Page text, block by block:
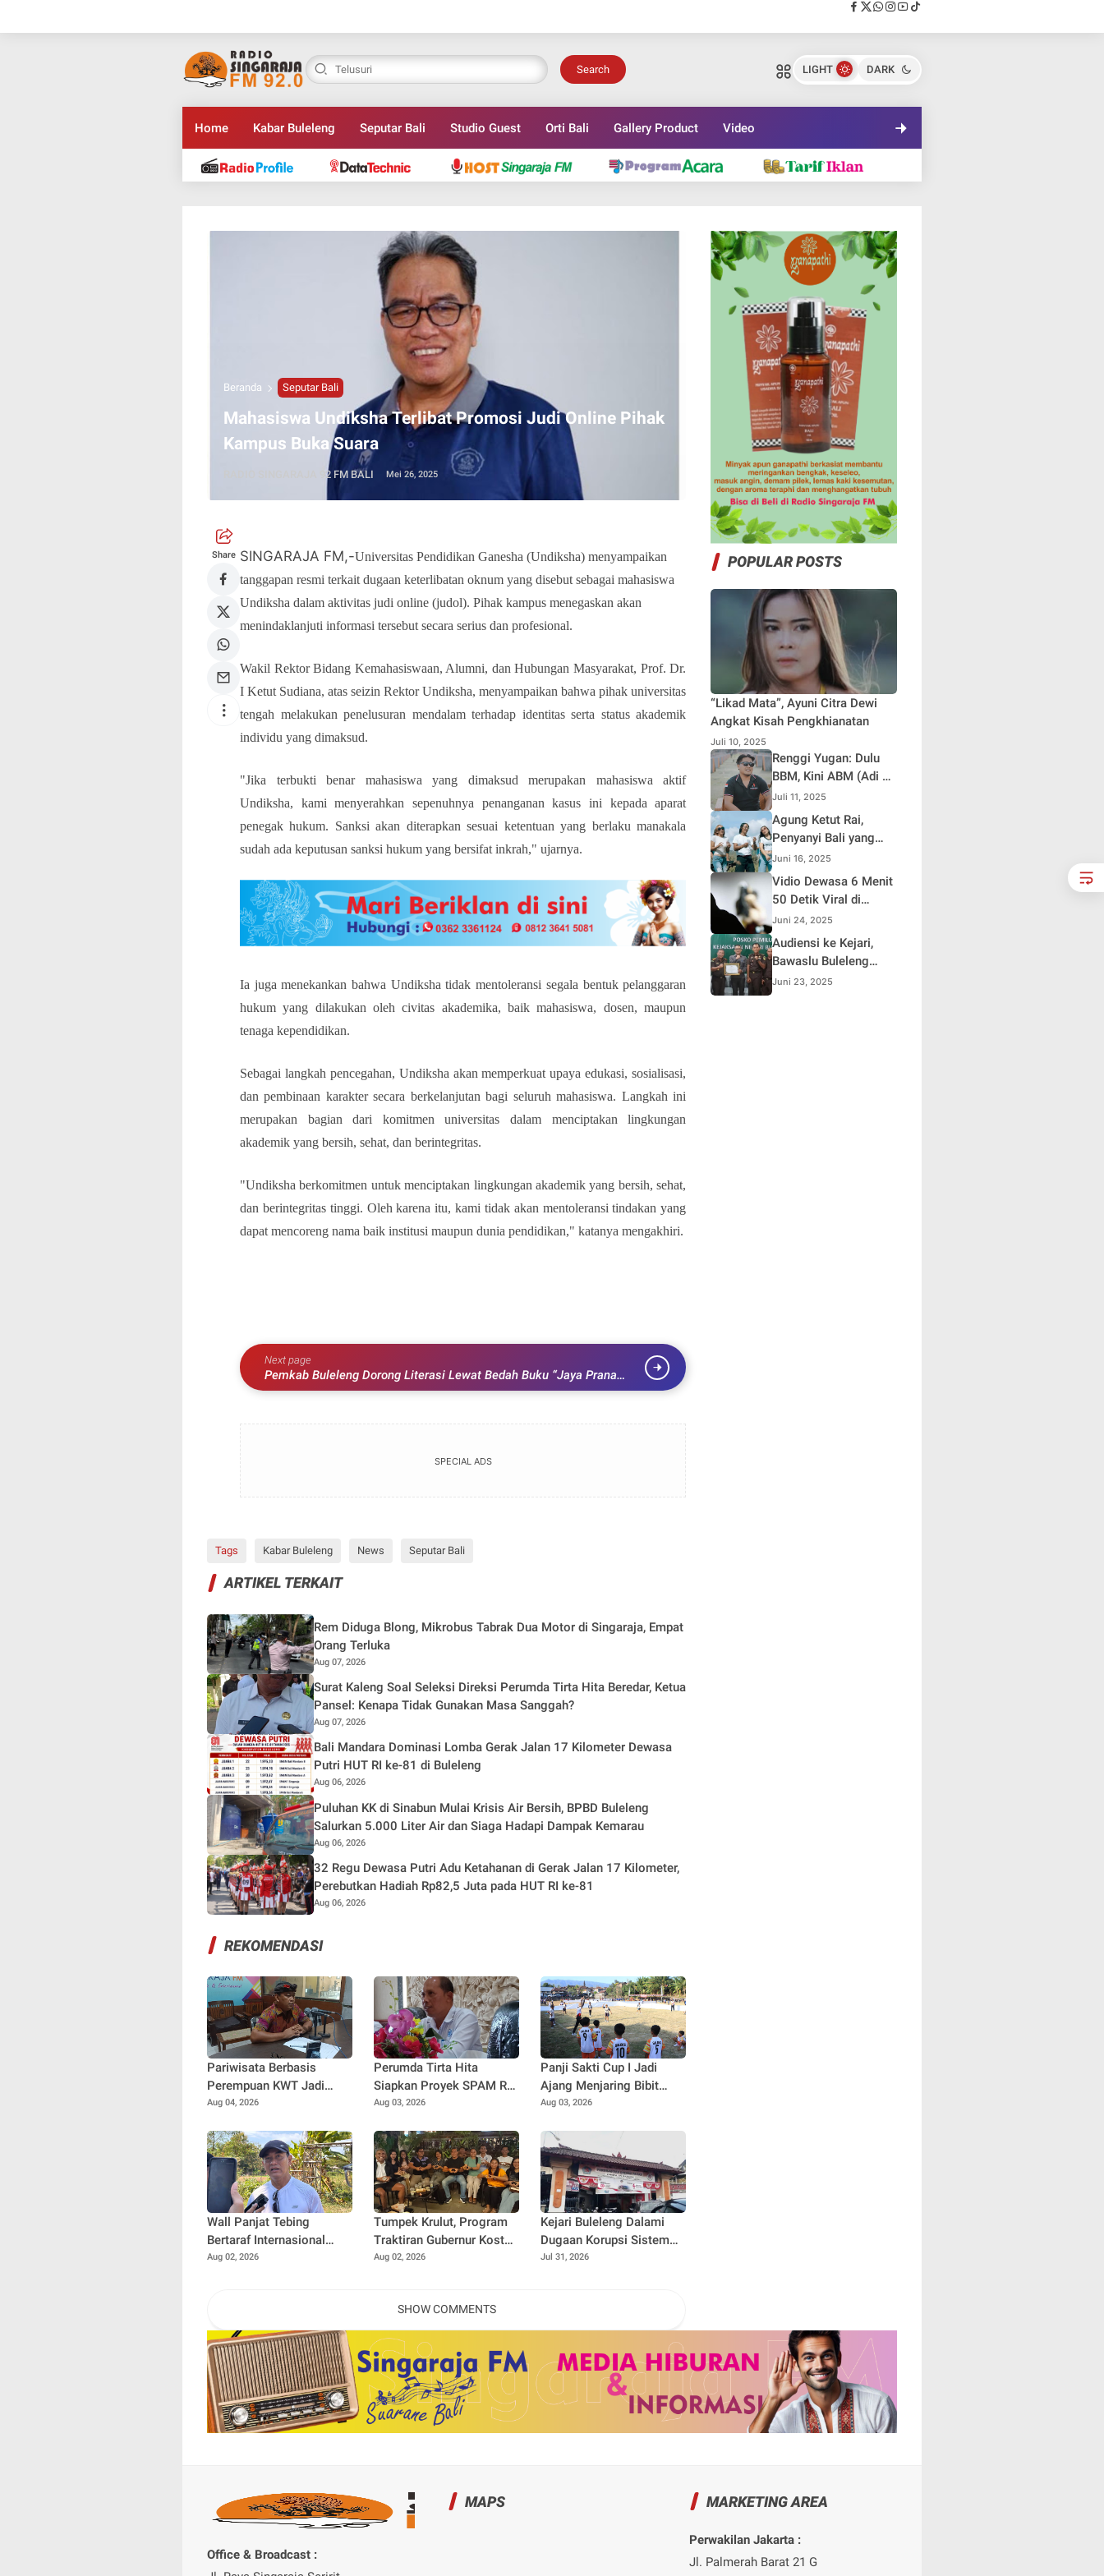
Search LIGHT DARK
Home Kabar Buleleng Seputar Bali Studio Guest Orti Bali Gallery Product Video
Beranda Seputar Bali
Mahasiswa Undiksha Terlibat Promosi Judi Online Pihak
Kampus Buka Suara
RADIO SINGARAJA 92 FM BALI Mei 26, 2025
Share
Bagikan ke media lain
SINGARAJA FM,-Universitas Pendidikan Ganesha (Undiksha) menyampaikan
tanggapan resmi terkait dugaan keterlibatan oknum yang disebut sebagai mahasiswa
Undiksha dalam aktivitas judi online (judol). Pihak kampus menegaskan akan
menindaklanjuti informasi tersebut secara serius dan profesional.
Wakil Rektor Bidang Kemahasiswaan, Alumni, dan Hubungan Masyarakat, Prof. Dr.
I Ketut Sudiana, atas seizin Rektor Undiksha, menyampaikan bahwa pihak universitas
tengah melakukan penelusuran mendalam terhadap identitas serta status akademik
individu yang dimaksud.
"Jika terbukti benar mahasiswa yang dimaksud merupakan mahasiswa aktif
Undiksha, kami menyerahkan sepenuhnya penanganan kasus ini kepada aparat
penegak hukum. Sanksi akan diterapkan sesuai ketentuan yang berlaku manakala
sudah ada keputusan sanksi hukum yang bersifat inkrah," ujarnya.
Ia juga menekankan bahwa Undiksha tidak mentoleransi segala bentuk pelanggaran
hukum yang dilakukan oleh civitas akademika, baik mahasiswa, dosen, maupun
tenaga kependidikan.
Sebagai langkah pencegahan, Undiksha akan memperkuat upaya edukasi, sosialisasi,
dan pembinaan karakter secara berkelanjutan bagi seluruh mahasiswa. Langkah ini
merupakan bagian dari komitmen universitas dalam menciptakan lingkungan
akademik yang bersih, sehat, dan berintegritas.
"Undiksha berkomitmen untuk menciptakan lingkungan akademik yang bersih, sehat,
dan berintegritas tinggi. Oleh karena itu, kami tidak akan mentoleransi tindakan yang
dapat mencoreng nama baik institusi maupun dunia pendidikan," katanya mengakhiri.
Next page
Pemkab Buleleng Dorong Literasi Lewat Bedah Buku “Jaya Prana
Layonsari”
SPECIAL ADS
Tags Kabar Buleleng News Seputar Bali
Bagikan ke media lain
ARTIKEL TERKAIT
Rem Diduga Blong, Mikrobus Tabrak Dua Motor di Singaraja, Empat
Orang Terluka
Aug 07, 2026
Surat Kaleng Soal Seleksi Direksi Perumda Tirta Hita Beredar, Ketua
Pansel: Kenapa Tidak Gunakan Masa Sanggah?
Aug 07, 2026
Bali Mandara Dominasi Lomba Gerak Jalan 17 Kilometer Dewasa
Putri HUT RI ke-81 di Buleleng
Aug 06, 2026
Puluhan KK di Sinabun Mulai Krisis Air Bersih, BPBD Buleleng
Salurkan 5.000 Liter Air dan Siaga Hadapi Dampak Kemarau
Aug 06, 2026
32 Regu Dewasa Putri Adu Ketahanan di Gerak Jalan 17 Kilometer,
Perebutkan Hadiah Rp82,5 Juta pada HUT RI ke-81
Aug 06, 2026
REKOMENDASI
Pariwisata Berbasis
Perempuan KWT Jadi
Motor Penggerak
Aug 04, 2026
Perumda Tirta Hita
Siapkan Proyek SPAM Rp
20 Miliar, Pasokan Air
Petandakan Ditarget Lebih
Stabil
Aug 03, 2026
Panji Sakti Cup I Jadi
Ajang Menjaring Bibit
Atlet Baseball Muda
Aug 03, 2026
Wall Panjat Tebing
Bertaraf Internasional
Dibangun di Buleleng,
Aug 02, 2026
Tumpek Krulut, Program
Traktiran Gubernur Koster
Dongkrak Omzet UMKM
Aug 02, 2026
Kejari Buleleng Dalami
Dugaan Korupsi Sistem
Elektronik Perumda Pasar,
Jul 31, 2026
SHOW COMMENTS
POPULAR POSTS
“Likad Mata”, Ayuni Citra Dewi
Angkat Kisah Pengkhianatan
Juli 10, 2025
Renggi Yugan: Dulu
BBM, Kini ABM (Adi Be
Mesanding)
Juli 11, 2025
Agung Ketut Rai,
Penyanyi Bali yang
Viral Lewat Lagu
"Timpal Sirep"
Juni 16, 2025
Vidio Dewasa 6 Menit
50 Detik Viral di
Sosmed ,Polisi
Lakukan Penelusuran
Juni 24, 2025
Audiensi ke Kejari,
Bawaslu Buleleng
Apresiasi Sinergi
Juni 23, 2025
Office & Broadcast :
MAPS MARKETING AREA
Perwakilan Jakarta :
Jl. Palmerah Barat 21 G